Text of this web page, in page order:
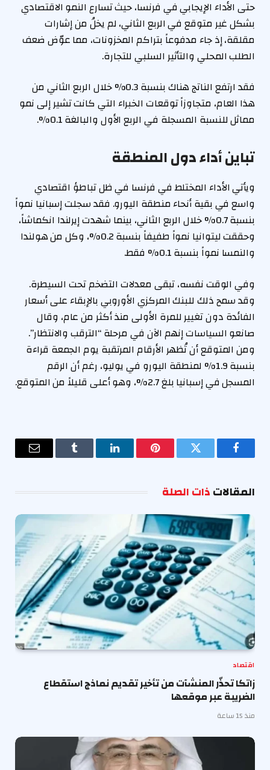
حتى الأداء الإيجابي في فرنسا، حيث تسارع النمو الاقتصادي
بشكل غير متوقع في الربع الثاني، لم يخلُ من إشارات
مقلقة، إذ جاء مدفوعاً بتراكم المخزونات، مما عوّض ضعف
الطلب المحلي والتأثير السلبي للتجارة.
فقد ارتفع الناتج هناك بنسبة 0.3% خلال الربع الثاني من
هذا العام، متجاوزاً توقعات الخبراء التي كانت تشير إلى نمو
مماثل للنسبة المسجلة في الربع الأول والبالغة 0.1%.
تباين أداء دول المنطقة
ويأتي الأداء المختلط في فرنسا في ظل تباطؤ اقتصادي
واسع في بقية أنحاء منطقة اليورو. فقد سجلت إسبانيا نمواً
بنسبة 0.7% خلال الربع الثاني، بينما شهدت إيرلندا انكماشاً،
وحققت ليتوانيا نمواً طفيفاً بنسبة 0.2%، وكل من هولندا
والنمسا نمواً بنسبة 0.1% فقط.
وفي الوقت نفسه، تبقى معدلات التضخم تحت السيطرة.
وقد سمح ذلك للبنك المركزي الأوروبي بالإبقاء على أسعار
الفائدة دون تغيير للمرة الأولى منذ أكثر من عام، وقال
صانعو السياسات إنهم الآن في مرحلة “الترقب والانتظار”.
ومن المتوقع أن تُظهر الأرقام المرتقبة يوم الجمعة قراءة
بنسبة 1.9% لمنطقة اليورو في يوليو، رغم أن الرقم
المسجل في إسبانيا بلغ 2.7%، وهو أعلى قليلاً من المتوقع.
فيسبوك تويتر بينتيريستلينكدإن Tumblr
البريد
المقالاتذات الصلة
اقتصاد
زاتكا تحذّر المنشآت من تأخير تقديم نماذج استقطاع
الضريبة عبر موقعها
منذ 15 ساعة